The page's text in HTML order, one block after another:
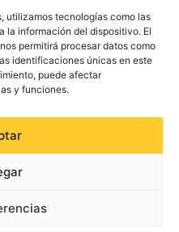
utilizamos tecnologías como las
la información del dispositivo. El
permitirá procesar datos como
identificaciones únicas en este
puede afectar
y funciones.